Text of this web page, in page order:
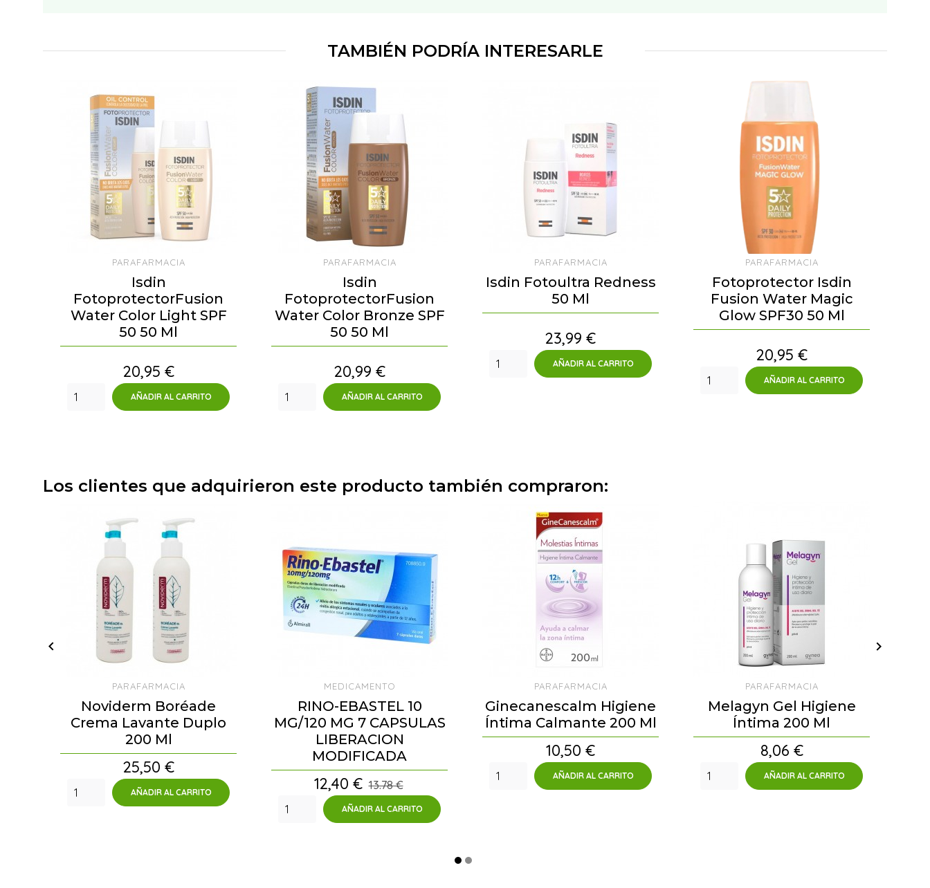
TAMBIÉN PODRÍA INTERESARLE
PARAFARMACIA
Isdin
FotoprotectorFusion
Water Color Light SPF
50 50 Ml
Precio
20,95 €
AÑADIR AL CARRITO
PARAFARMACIA
Isdin
FotoprotectorFusion
Water Color Bronze SPF
50 50 Ml
Precio
20,99 €
AÑADIR AL CARRITO
PARAFARMACIA
Isdin Fotoultra Redness
50 Ml
Precio
23,99 €
AÑADIR AL CARRITO
PARAFARMACIA
Fotoprotector Isdin
Fusion Water Magic
Glow SPF30 50 Ml
Precio
20,95 €
AÑADIR AL CARRITO
Los clientes que adquirieron este producto también compraron:
PARAFARMACIA
Noviderm Boréade
Crema Lavante Duplo
200 Ml
Precio
25,50 €
AÑADIR AL CARRITO
MEDICAMENTO
RINO-EBASTEL 10
MG/120 MG 7 CAPSULAS
LIBERACION
MODIFICADA
Precio
12,40 € 13.78 €
AÑADIR AL CARRITO
PARAFARMACIA
Ginecanescalm Higiene
Íntima Calmante 200 Ml
Precio
10,50 €
AÑADIR AL CARRITO
PARAFARMACIA
Melagyn Gel Higiene
Íntima 200 Ml
Precio
8,06 €
AÑADIR AL CARRITO
 